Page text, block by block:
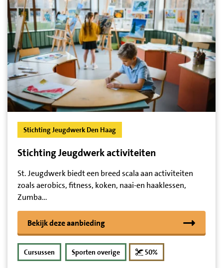
Stichting Jeugdwerk Den Haag
Stichting Jeugdwerk activiteiten
St. Jeugdwerk biedt een breed scala aan activiteiten
zoals aerobics, fitness, koken, naai-en haaklessen,
Zumba…
Bekijk deze aanbieding
Cursussen Sporten overige 50%